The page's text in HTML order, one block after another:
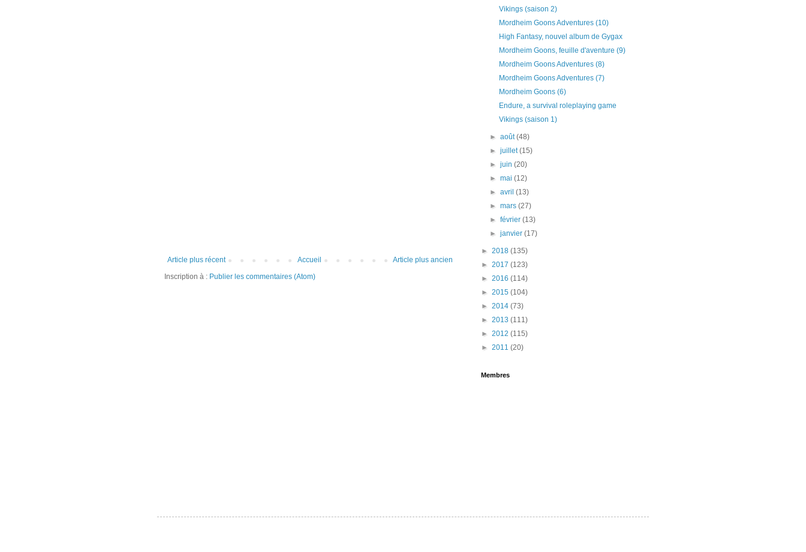
Article plus récent Article plus ancien
Accueil
Inscription à : Publier les commentaires (Atom)
Vikings (saison 2)
Mordheim Goons Adventures (10)
High Fantasy, nouvel album de Gygax
Mordheim Goons, feuille d'aventure (9)
Mordheim Goons Adventures (8)
Mordheim Goons Adventures (7)
Mordheim Goons (6)
Endure, a survival roleplaying game
Vikings (saison 1)
►août(48)
►juillet(15)
►juin(20)
►mai(12)
►avril(13)
►mars(27)
►février(13)
►janvier(17)
► 2018 (135)
► 2017 (123)
► 2016 (114)
► 2015 (104)
► 2014 (73)
► 2013 (111)
► 2012 (115)
► 2011 (20)
Membres